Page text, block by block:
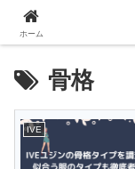
骨格
IVE
ホーム